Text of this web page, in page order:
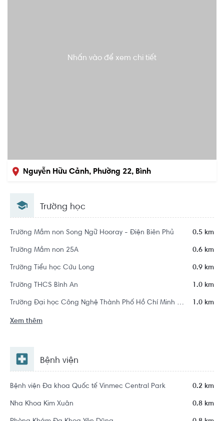
Nhấn vào để xem chi tiết
Nguyễn Hữu Cảnh, Phường 22, Bình
Trường học
Trường Mầm non Song Ngữ Hooray - Điện Biên Phủ 0.5 km
Trường Mầm non 25A 0.6 km
Trường Tiểu học Cửu Long 0.9 km
Trường THCS Bình An 1.0 km
Trường Đại học Công Nghệ Thành Phố Hồ Chí Minh - HUTECH 1.0 km
Xem thêm
Bệnh viện
Bệnh viện Đa khoa Quốc tế Vinmec Central Park 0.2 km
Nha Khoa Kim Xuân 0.8 km